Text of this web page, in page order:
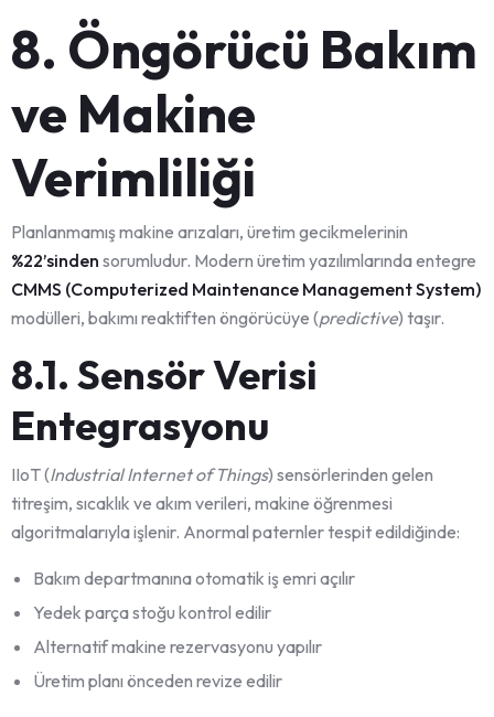
8. Öngörücü Bakım
ve Makine
Verimliliği
Planlanmamış makine arızaları, üretim gecikmelerinin
%22’sinden sorumludur. Modern üretim yazılımlarında entegre
CMMS (Computerized Maintenance Management System)
modülleri, bakımı reaktiften öngörücüye (predictive) taşır.
8.1. Sensör Verisi
Entegrasyonu
IIoT (Industrial Internet of Things) sensörlerinden gelen
titreşim, sıcaklık ve akım verileri, makine öğrenmesi
algoritmalarıyla işlenir. Anormal paternler tespit edildiğinde:
Bakım departmanına otomatik iş emri açılır
Yedek parça stoğu kontrol edilir
Alternatif makine rezervasyonu yapılır
Üretim planı önceden revize edilir